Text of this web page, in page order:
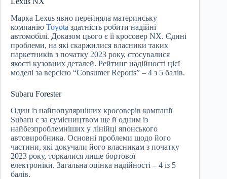
Марка Lexus явно перейняла материнську
компанію Toyota здатність робити надійні
автомобілі. Доказом цього є її кросовер NX. Єдині
проблеми, на які скаржилися власники таких
паркетників з початку 2023 року, стосувалися
якості кузовних деталей. Рейтинг надійності цієї
моделі за версією “Consumer Reports” – 4 з 5 балів.
Subaru Forester
Один із найпопулярніших кросоверів компанії
Subaru є за сумісництвом ще й одним із
найбезпроблемніших у лінійці японського
автовиробника. Основні проблеми щодо його
частини, які докучали його власникам з початку
2023 року, торкалися лише бортової
електроніки. Загальна оцінка надійності – 4 із 5
балів.